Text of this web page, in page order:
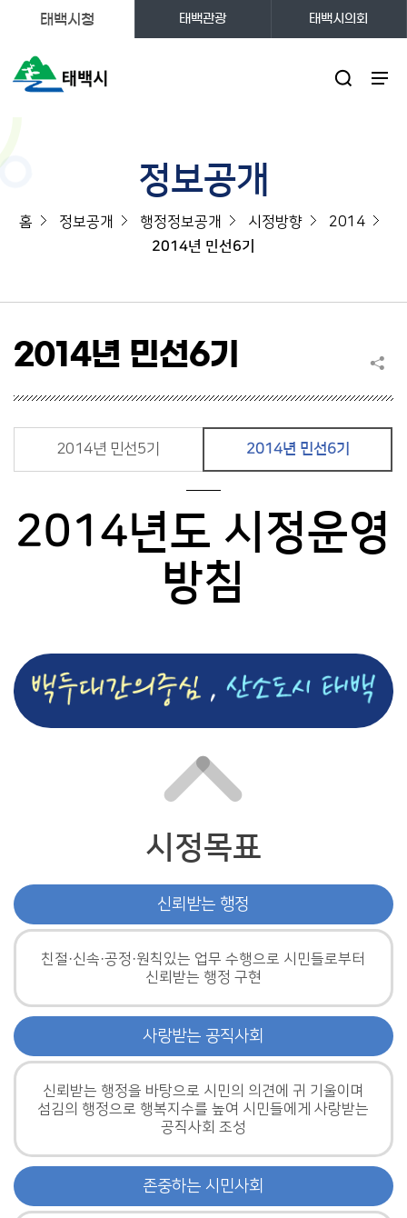
태백시청 태백관광 태백시의회
정보공개
홈 정보공개 행정정보공개 시정방향
2014
2014년 민선6기
2014년 민선6기
2014년 민선5기 2014년 민선6기
2014년도 시정운영
방침
시정목표
신뢰받는 행정
친절·신속·공정·원칙있는 업무 수행으로 시민들로부터
신뢰받는 행정 구현
사랑받는 공직사회
신뢰받는 행정을 바탕으로 시민의 의견에 귀 기울이며
섬김의 행정으로 행복지수를 높여 시민들에게 사랑받는
공직사회 조성
존중하는 시민사회